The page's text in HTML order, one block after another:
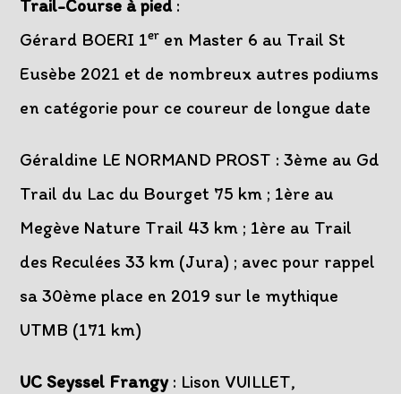
Trail-Course à pied:
Gérard BOERI 1er en Master 6 au Trail St
Eusèbe 2021 et de nombreux autres podiums
en catégorie pour ce coureur de longue date
Géraldine LE NORMAND PROST : 3ème au Gd
Trail du Lac du Bourget 75 km ; 1ère au
Megève Nature Trail 43 km ; 1ère au Trail
des Reculées 33 km (Jura) ; avec pour rappel
sa 30ème place en 2019 sur le mythique
UTMB (171 km)
UC Seyssel Frangy: Lison VUILLET,